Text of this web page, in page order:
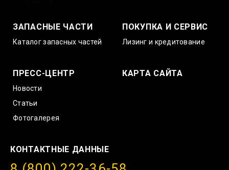
ЗАПАСНЫЕ ЧАСТИ
Каталог запасных частей
ПОКУПКА И СЕРВИС
Лизинг и кредитование
ПРЕСС-ЦЕНТР
Новости
Статьи
Фотогалерея
КАРТА САЙТА
КОНТАКТНЫЕ ДАННЫЕ